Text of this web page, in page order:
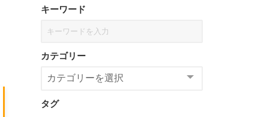
キーワード
カテゴリー
タグ